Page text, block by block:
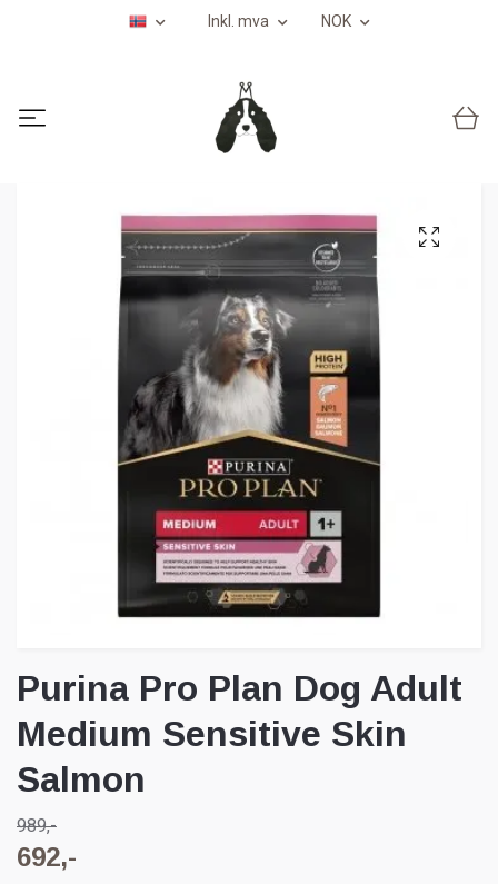
Inkl. mva NOK
Purina Pro Plan Dog Adult
Medium Sensitive Skin
Salmon
989,-
692,-